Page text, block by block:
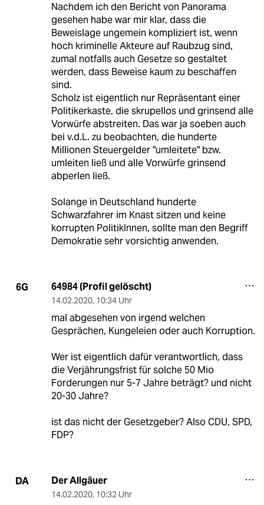
Nachdem ich den Bericht von Panorama
gesehen habe war mir klar, dass die
Beweislage ungemein kompliziert ist, wenn
hoch kriminelle Akteure auf Raubzug sind,
zumal notfalls auch Gesetze so gestaltet
werden, dass Beweise kaum zu beschaffen
sind.
Scholz ist eigentlich nur Repräsentant einer
Politikerkaste, die skrupellos und grinsend alle
Vorwürfe abstreiten. Das war ja soeben auch
bei v.d.L. zu beobachten, die hunderte
Millionen Steuergelder "umleitete" bzw.
umleiten ließ und alle Vorwürfe grinsend
abperlen ließ.
Solange in Deutschland hunderte
Schwarzfahrer im Knast sitzen und keine
korrupten PolitikInnen, sollte man den Begriff
Demokratie sehr vorsichtig anwenden.
6G 64984 (Profil gelöscht)
14.02.2020, 10:34 Uhr
mal abgesehen von irgend welchen
Gesprächen, Kungeleien oder auch Korruption.
Wer ist eigentlich dafür verantwortlich, dass
die Verjährungsfrist für solche 50 Mio
Forderungen nur 5-7 Jahre beträgt? und nicht
20-30 Jahre?
ist das nicht der Gesetzgeber? Also CDU, SPD,
FDP?
DA Der Allgäuer
14.02.2020, 10:32 Uhr